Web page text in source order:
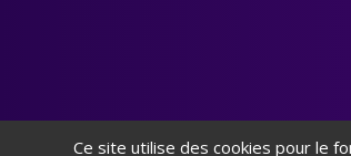
Ce site utilise des cookies pour le